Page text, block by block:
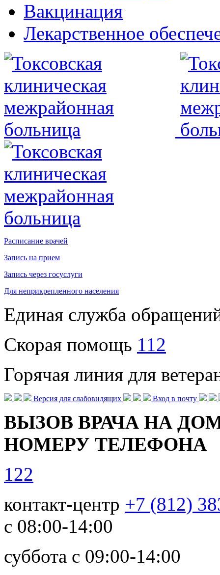
Вакцинация
Лекарственное
Расписание врачей
Запись на прием
Запись через госуслуги
Для неприкрепленного населения
Единая служба
Скорая помощь 112
Горячая линия для
Версия для слабовидящих Вход в почту
ВЫЗОВ ВРАЧА НА
НОМЕРУ ТЕЛЕФОНА
122
контакт-центр +7 (812)
с 08:00-14:00
суббота с 09:00-14:00